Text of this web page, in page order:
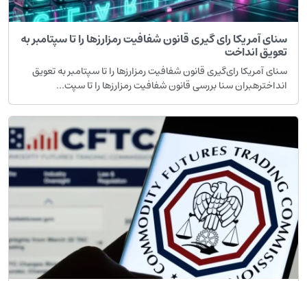
آمریکا رای گیری قانون شفافیت رمزارزها را تا سپتامبر به
انداخت
آمریکا رای‌گیری قانون شفافیت رمزارزها را تا سپتامبر به تعویق
سنا بررسی قانون شفافیت رمزارزها را تا سپت...